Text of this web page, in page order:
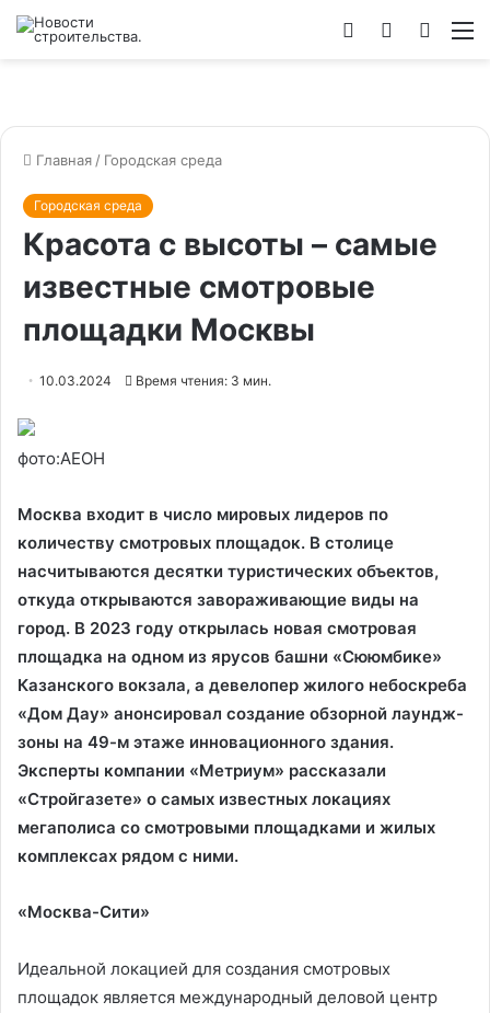
Switch
Войти
Главная / Городская среда
Городская среда
Красота с высоты – самые
известные смотровые
площадки Москвы
10.03.2024 Время чтения: 3 мин.
фото:АЕОН
Москва входит в число мировых лидеров по
количеству смотровых площадок. В столице
насчитываются десятки туристических объектов,
откуда открываются завораживающие виды на
город. В 2023 году открылась новая смотровая
площадка на одном из ярусов башни «Сююмбике»
Казанского вокзала, а девелопер жилого небоскреба
«Дом Дау» анонсировал создание обзорной лаундж-
зоны на 49-м этаже инновационного здания.
Эксперты компании «Метриум» рассказали
«Стройгазете» о самых известных локациях
мегаполиса со смотровыми площадками и жилых
комплексах рядом с ними.
«Москва-Сити»
Идеальной локацией для создания смотровых
площадок является международный деловой центр